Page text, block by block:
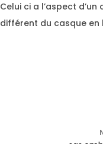
Celui ci a l’aspect
différent du casque en